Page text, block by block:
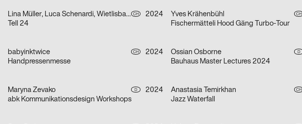
Lina Müller, Luca Schenardi, Wietlisbach Sophie CH
2024
Tell 24
Yves Krähenbühl CH
Fischermätteli Hood Gäng Turbo-Tour
babyinktwice CH
2024
Handpressenmesse
Ossian Osborne D
Bauhaus Master Lectures 2024
Maryna Zevako D
2024
abk Kommunikationsdesign Workshops
Anastasia Temirkhan CH
Jazz Waterfall